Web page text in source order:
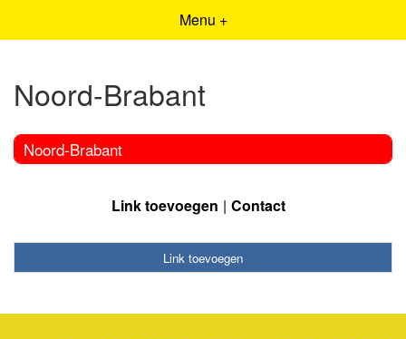
Menu +
Noord-Brabant
Noord-Brabant
Link toevoegen Contact
Link toevoegen